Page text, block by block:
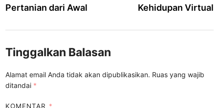
Pertanian dari Awal
Kehidupan Virtual
Tinggalkan Balasan
Alamat email Anda tidak akan dipublikasikan. Ruas yang wajib
ditandai *
KOMENTAR *